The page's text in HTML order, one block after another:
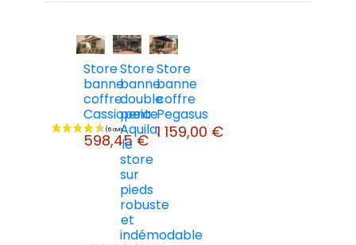
Store
banne
coffre
Cassiopeia
598,45 €
Store
banne
double
pente
Aquila,
le
store
sur
pieds
robuste
et
indémodable
Store
banne
coffre
Pegasus
1 159,00 €